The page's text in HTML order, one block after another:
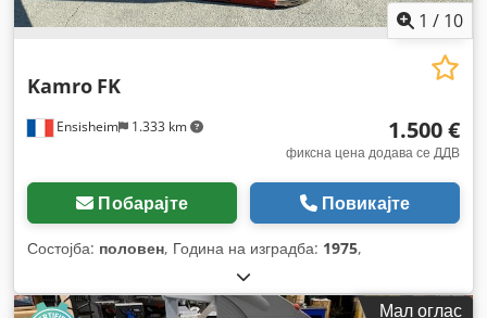
1 / 10
Ensisheim 1.333 km
Kamro FK
1.500 €
фиксна цена додава се ДДВ
Побарајте Повикајте
Состојба: половен, Година на изградба: 1975,
Мал оглас